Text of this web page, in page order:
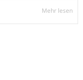
Mehr lesen